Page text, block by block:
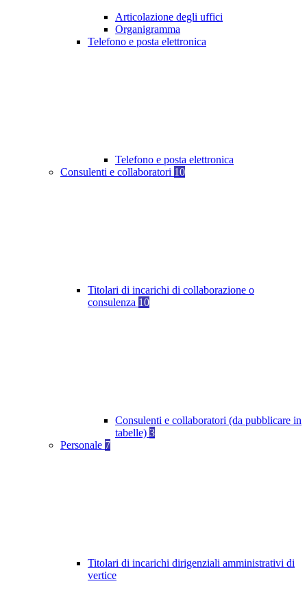
Articolazione degli uffici
Organigramma
Telefono e posta elettronica
Telefono e posta elettronica
Consulenti e collaboratori 10
Titolari di incarichi di collaborazione o
consulenza 10
Consulenti e collaboratori (da pubblicare in
tabelle) 3
Personale 7
Titolari di incarichi dirigenziali amministrativi di
vertice